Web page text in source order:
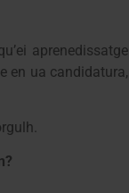
aprenedissatge
en ua candidatura,